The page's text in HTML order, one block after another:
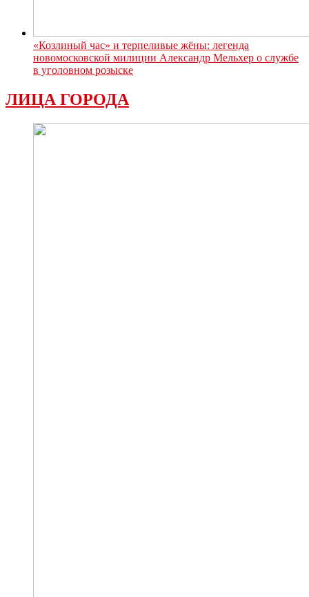
«Козлиный час» и терпеливые жёны: легенда
новомосковской милиции Александр Мельхер о службе
в уголовном розыске
ЛИЦА ГОРОДА